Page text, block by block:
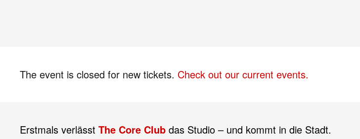
The event is closed for new tickets. Check out our current events.
Erstmals verlässt The Core Club das Studio – und kommt in die Stadt.